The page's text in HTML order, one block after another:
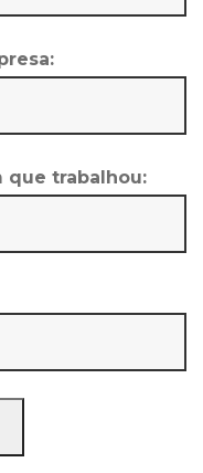
que trabalhou: